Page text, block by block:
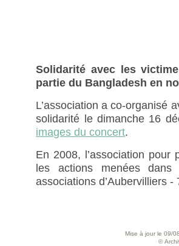
Solidarité avec les
partie du Bangladesh en
L’association a co-organisé
solidarité le dimanche 16
images du concert.
En 2008, l’association
les actions menées
associations d’Aubervilliers
Mise à jour le 09/
©